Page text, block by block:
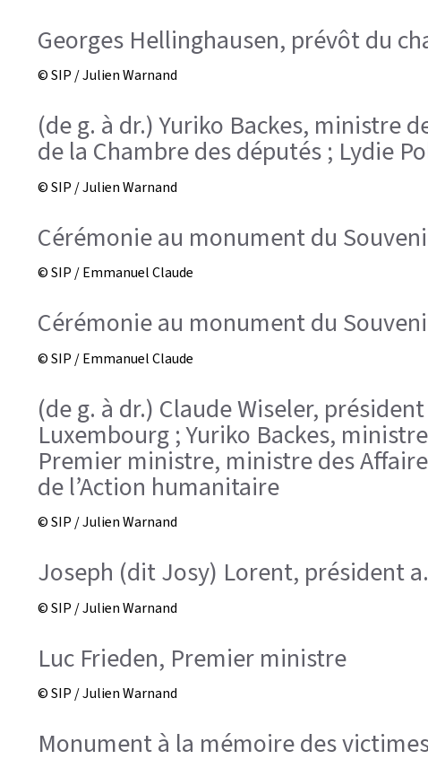
Georges Hellinghausen, prévôt du
© SIP / Julien Warnand
(de g. à dr.) Yuriko Backes, ministre
de la Chambre des députés ; Lydie
© SIP / Julien Warnand
Cérémonie au monument du
© SIP / Emmanuel Claude
Cérémonie au monument du
© SIP / Emmanuel Claude
(de g. à dr.) Claude Wiseler,
Luxembourg ; Yuriko Backes,
Premier ministre, ministre des
de l’Action humanitaire
© SIP / Julien Warnand
Joseph (dit Josy) Lorent, président
© SIP / Julien Warnand
Luc Frieden, Premier ministre
© SIP / Julien Warnand
Monument à la mémoire des